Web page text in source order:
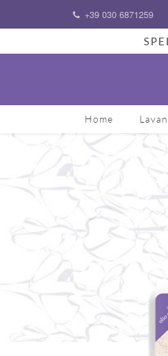
+39 030 6871259
Home